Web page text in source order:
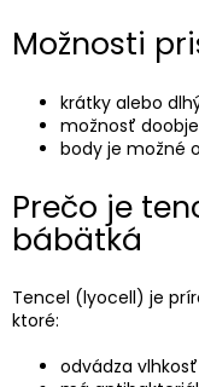
Možnosti
krátky alebo
možnosť
body je možné
Prečo je
bábätká
Tencel (lyocell) je
ktoré:
odvádza